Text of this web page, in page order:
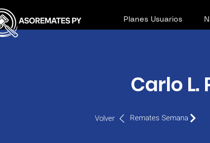
Planes Usuarios
Carlo L.
Remates Semana
Volver